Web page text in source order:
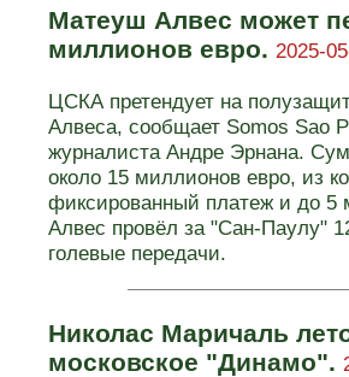
Матеуш Алвес может
миллионов евро. 2025-
ЦСКА претендует на
Алвеса, сообщает Somos Sao
журналиста Андре Эрнана.
около 15 миллионов евро, из
фиксированный платеж и до
Алвес провёл за "Сан‑Паулу"
голевые передачи.
Николас Маричаль
московское "Динамо".